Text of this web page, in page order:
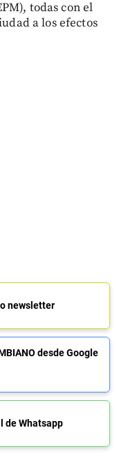
todas con el
a los efectos
newsletter
desde Google
de Whatsapp